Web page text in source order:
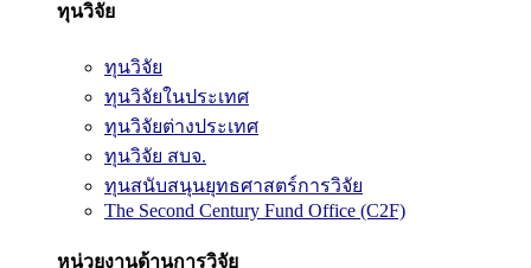
ทุนวิจัย
ทุนวิจัย
ทุนวิจัยในประเทศ
ทุนวิจัยต่างประเทศ
ทุนวิจัย สบจ.
ทุนสนับสนุนยุทธศาสตร์การวิจัย
The Second Century Fund Office (C2F)
หน่วยงานด้านการวิจัย